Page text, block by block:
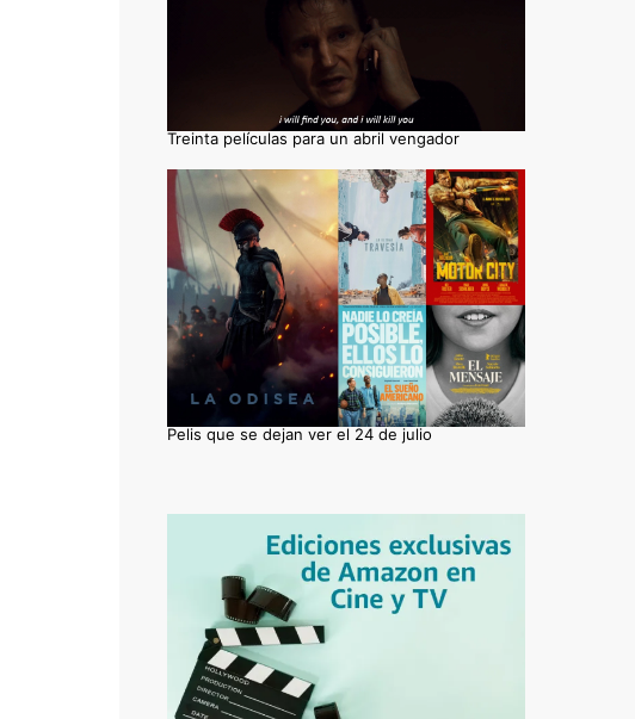
Treinta películas para un abril vengador
Pelis que se dejan ver el 24 de julio